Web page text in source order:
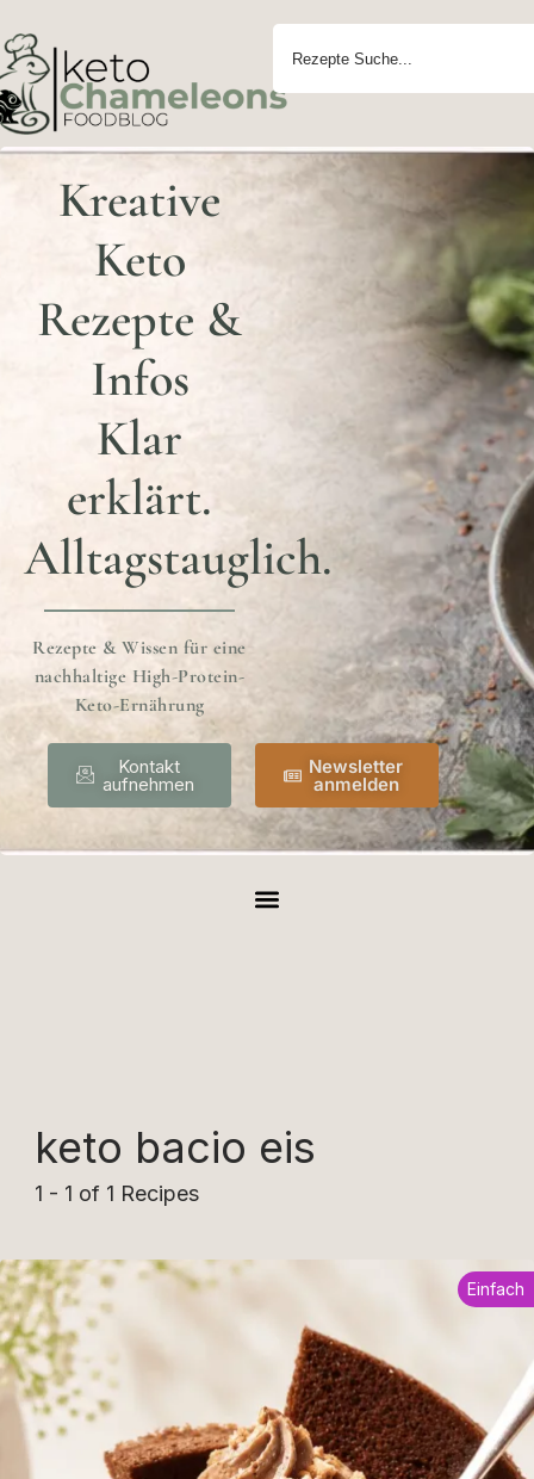
Kreative
Keto
Rezepte &
Infos
Klar
erklärt.
Alltagstauglich.
Rezepte & Wissen für eine
nachhaltige High-Protein-
Keto-Ernährung
Kontakt
aufnehmen
Newsletter
anmelden
keto bacio eis
1 - 1 of 1 Recipes
Einfach